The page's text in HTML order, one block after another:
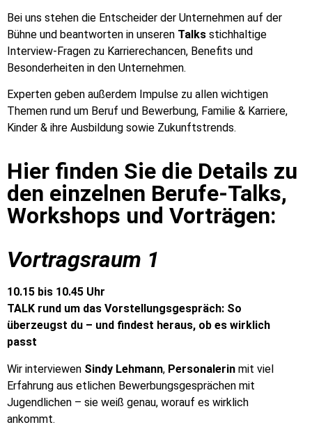
Bei uns stehen die Entscheider der Unternehmen auf der
Bühne und beantworten in unseren Talks stichhaltige
Interview-Fragen zu Karrierechancen, Benefits und
Besonderheiten in den Unternehmen.
Experten geben außerdem Impulse zu allen wichtigen
Themen rund um Beruf und Bewerbung, Familie & Karriere,
Kinder & ihre Ausbildung sowie Zukunftstrends.
Hier finden Sie die Details zu
den einzelnen Berufe-Talks,
Workshops und Vorträgen:
Vortragsraum 1
10.15 bis 10.45 Uhr
TALK rund um das Vorstellungsgespräch: So
überzeugst du – und findest heraus, ob es wirklich
passt
Wir interviewen Sindy Lehmann, Personalerin mit viel
Erfahrung aus etlichen Bewerbungsgesprächen mit
Jugendlichen – sie weiß genau, worauf es wirklich
ankommt.